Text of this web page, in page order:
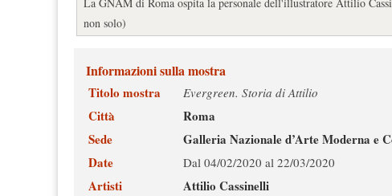
La GNAM di Roma ospita la personale dell'illustratore Attilio
non solo)
Informazioni sulla mostra
Titolo mostra Evergreen. Storia di Attilio
Città
Roma
Sede
Galleria Nazionale d’Arte Moderna e
Date
Dal 04/02/2020 al 22/03/2020
Artisti
Attilio Cassinelli